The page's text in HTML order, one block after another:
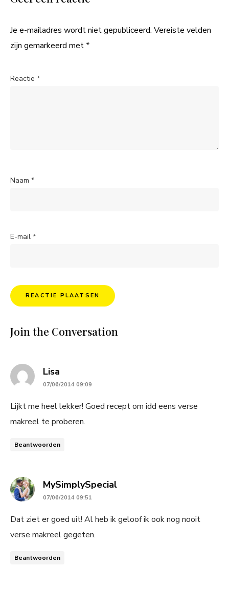
Je e-mailadres wordt niet gepubliceerd. Vereiste velden
zijn gemarkeerd met*
Reactie *
Naam *
E-mail *
Join the Conversation
Lisa
07/06/2014 09:09
Lijkt me heel lekker! Goed recept om idd eens verse
makreel te proberen.
Beantwoorden
MySimplySpecialsays:
07/06/2014 09:51
Dat ziet er goed uit! Al heb ik geloof ik ook nog nooit
verse makreel gegeten.
Beantwoorden